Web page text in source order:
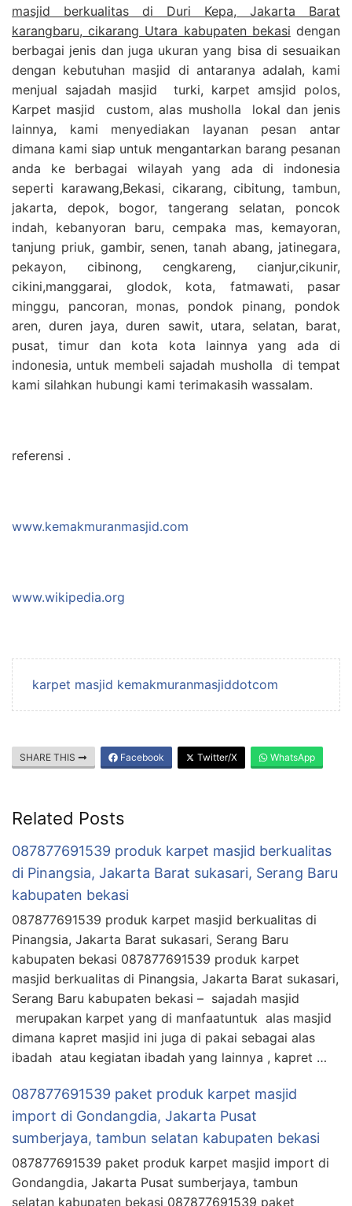
masjid berkualitas di Duri Kepa, Jakarta Barat
karangbaru, cikarang Utara kabupaten bekasi dengan
berbagai jenis dan juga ukuran yang bisa di sesuaikan
dengan kebutuhan masjid di antaranya adalah, kami
menjual sajadah masjid turki, karpet amsjid polos,
Karpet masjid custom, alas musholla lokal dan jenis
lainnya, kami menyediakan layanan pesan antar
dimana kami siap untuk mengantarkan barang pesanan
anda ke berbagai wilayah yang ada di indonesia
seperti karawang,Bekasi, cikarang, cibitung, tambun,
jakarta, depok, bogor, tangerang selatan, poncok
indah, kebanyoran baru, cempaka mas, kemayoran,
tanjung priuk, gambir, senen, tanah abang, jatinegara,
pekayon, cibinong, cengkareng, cianjur,cikunir,
cikini,manggarai, glodok, kota, fatmawati, pasar
minggu, pancoran, monas, pondok pinang, pondok
aren, duren jaya, duren sawit, utara, selatan, barat,
pusat, timur dan kota kota lainnya yang ada di
indonesia, untuk membeli sajadah musholla di tempat
kami silahkan hubungi kami terimakasih wassalam.
referensi .
www.kemakmuranmasjid.com
www.wikipedia.org
karpet masjid kemakmuranmasjiddotcom
SHARE THIS Facebook Twitter/X WhatsApp
Related Posts
087877691539 produk karpet masjid berkualitas
di Pinangsia, Jakarta Barat sukasari, Serang Baru
kabupaten bekasi
087877691539 produk karpet masjid berkualitas di
Pinangsia, Jakarta Barat sukasari, Serang Baru
kabupaten bekasi 087877691539 produk karpet
masjid berkualitas di Pinangsia, Jakarta Barat sukasari,
Serang Baru kabupaten bekasi – sajadah masjid
merupakan karpet yang di manfaatuntuk alas masjid
dimana kapret masjid ini juga di pakai sebagai alas
ibadah atau kegiatan ibadah yang lainnya , kapret …
087877691539 paket produk karpet masjid
import di Gondangdia, Jakarta Pusat
sumberjaya, tambun selatan kabupaten bekasi
087877691539 paket produk karpet masjid import di
Gondangdia, Jakarta Pusat sumberjaya, tambun
selatan kabupaten bekasi 087877691539 paket